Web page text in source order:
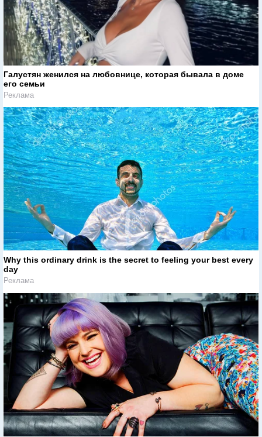
Галустян женился на любовнице, которая бывала в доме
его семьи
Реклама
Why this ordinary drink is the secret to feeling your best every
day
Реклама